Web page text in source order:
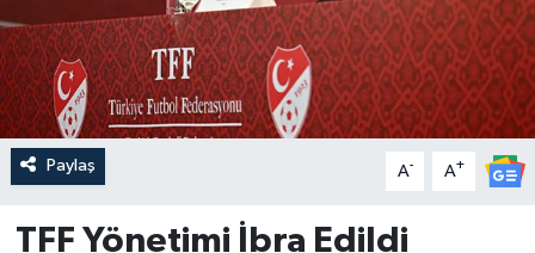
Paylaş A- A+
TFF Yönetimi İbra Edildi